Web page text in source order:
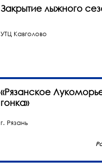
Закрытие лыжного
УТЦ Кавголово
«Рязанское
гонка»
г. Рязань